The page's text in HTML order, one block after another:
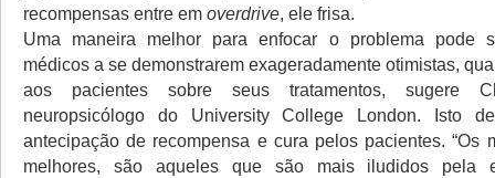
recompensas entre em overdrive, ele frisa.
Uma maneira melhor para enfocar o problema pode
médicos a se demonstrarem exageradamente otimistas,
aos pacientes sobre seus tratamentos, sugere
neuropsicólogo do University College London. Isto
antecipação de recompensa e cura pelos pacientes. “Os
melhores, são aqueles que são mais iludidos pela